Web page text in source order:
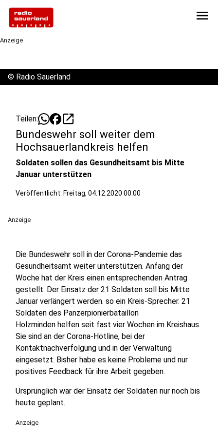
menu
Anzeige
© Radio Sauerland
Teilen: open_in_new
Bundeswehr soll weiter dem
Hochsauerlandkreis helfen
Soldaten sollen das Gesundheitsamt bis Mitte
Januar unterstützen
Veröffentlicht: Freitag, 04.12.2020 00:00
Anzeige
Die Bundeswehr soll in der Corona-Pandemie das
Gesundheitsamt weiter unterstützen. Anfang der
Woche hat der Kreis einen entsprechenden Antrag
gestellt. Der Einsatz der 21 Soldaten soll bis Mitte
Januar verlängert werden. so ein Kreis-Sprecher. 21
Soldaten des Panzerpionierbataillon
Holzminden helfen seit fast vier Wochen im Kreishaus.
Sie sind an der Corona-Hotline, bei der
Kontaktnachverfolgung und in der Verwaltung
eingesetzt. Bisher habe es keine Probleme und nur
positives Feedback für ihre Arbeit gegeben.
Ursprünglich war der Einsatz der Soldaten nur noch bis
heute geplant.
Anzeige